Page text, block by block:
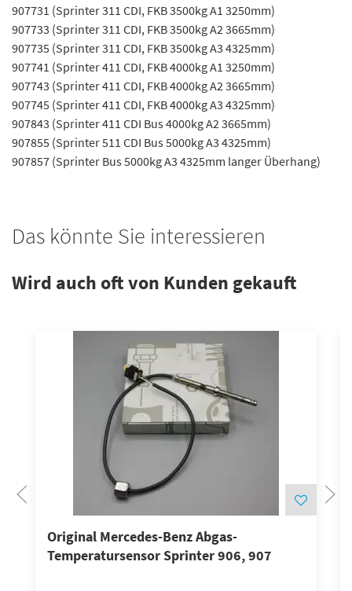
907731 (Sprinter 311 CDI, FKB 3500kg A1 3250mm)
907733 (Sprinter 311 CDI, FKB 3500kg A2 3665mm)
907735 (Sprinter 311 CDI, FKB 3500kg A3 4325mm)
907741 (Sprinter 411 CDI, FKB 4000kg A1 3250mm)
907743 (Sprinter 411 CDI, FKB 4000kg A2 3665mm)
907745 (Sprinter 411 CDI, FKB 4000kg A3 4325mm)
907843 (Sprinter 411 CDI Bus 4000kg A2 3665mm)
907855 (Sprinter 511 CDI Bus 5000kg A3 4325mm)
907857 (Sprinter Bus 5000kg A3 4325mm langer Überhang)
Das könnte Sie interessieren
Wird auch oft von Kunden gekauft
Original Mercedes-Benz Abgas-
Temperatursensor Sprinter 906, 907